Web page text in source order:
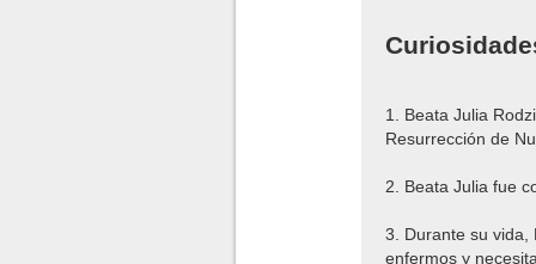
1. Beata Julia
Resurrección de
2. Beata Julia fue
3. Durante su vida,
enfermos y